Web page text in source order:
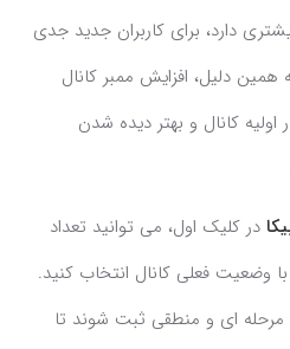
دارد، برای کاربران جدید جدی
دلیل، افزایش ممبر کانال
اولیه کانال و بهتر دیده شدن
در کلیک اول، می توانید تعداد
وضعیت فعلی کانال انتخاب کنید.
ای و منطقی ثبت شوند تا